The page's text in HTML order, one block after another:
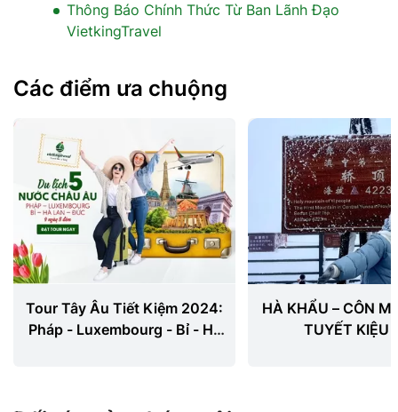
Thông Báo Chính Thức Từ Ban Lãnh Đạo
VietkingTravel
Các điểm ưa chuộng
Tour Tây Âu Tiết Kiệm 2024:
Pháp - Luxembourg - Bỉ - Hà
HÀ KHẨU – CÔN
TUYẾT KIỆU